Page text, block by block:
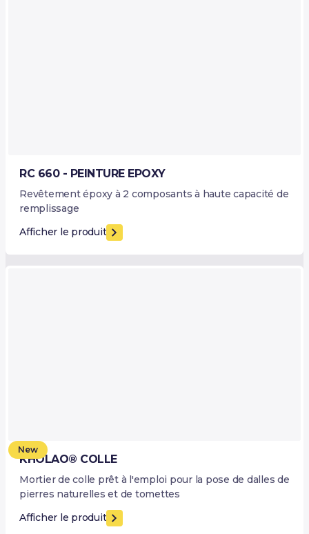
RC 660 - PEINTURE EPOXY
Revêtement époxy à 2 composants à haute capacité de
remplissage
Afficher le produit
New
KHOLAO® COLLE
Mortier de colle prêt à l'emploi pour la pose de dalles de
pierres naturelles et de tomettes
Afficher le produit